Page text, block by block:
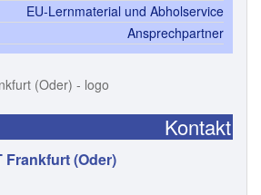
EU-Lernmaterial und Abholservice
Ansprechpartner
Kontakt
Frankfurt (Oder)